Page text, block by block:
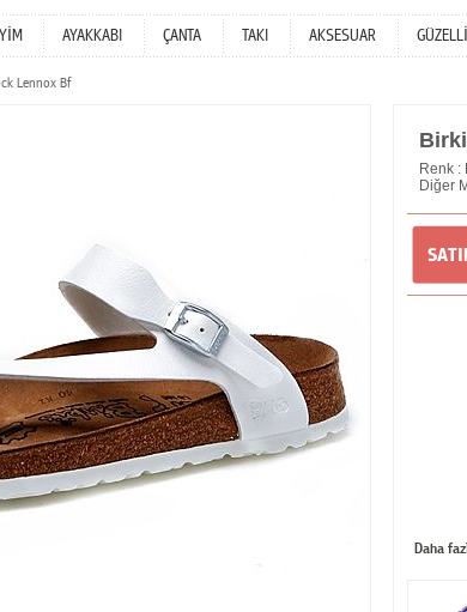
AYAKKABI ÇANTA TAKI AKSESUAR
Lennox Bf
Renk :
Diğer
Daha